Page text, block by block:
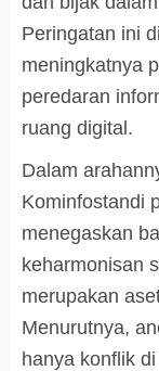
Peringatan ini
meningkatnya
peredaran
ruang digital.
Dalam
Kominfostandi
menegaskan
keharmonisan
merupakan
Menurutnya,
hanya konflik